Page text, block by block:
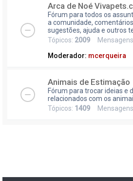
Arca de Noé
Fórum para todos os
a comunidade,
sugestões, ajuda e outros
Tópicos: 2009
Moderador: mcerqueira
Animais de Estimação
Fórum para trocar ideias e
relacionados com os
Tópicos: 1409